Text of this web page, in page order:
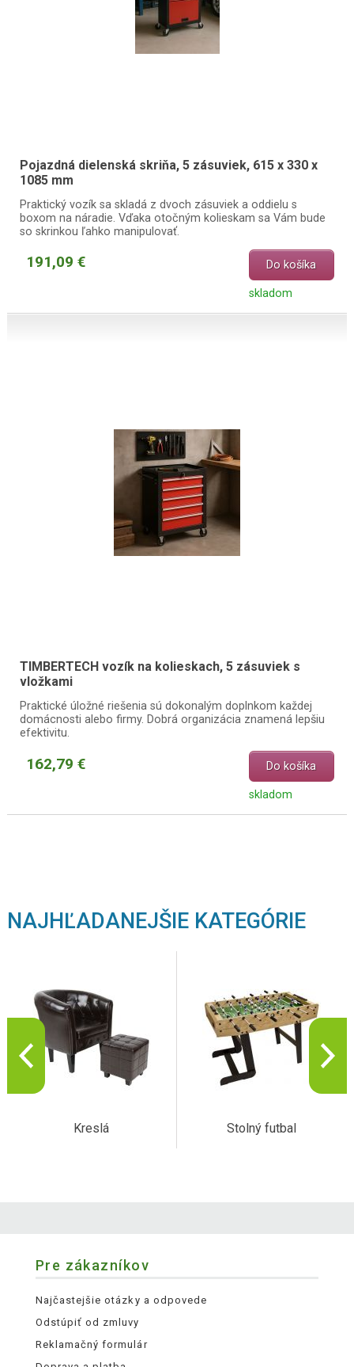
Pojazdná dielenská skriňa, 5 zásuviek, 615 x 330 x
1085 mm
Praktický vozík sa skladá z dvoch zásuviek a oddielu s
boxom na náradie. Vďaka otočným kolieskam sa Vám bude
so skrinkou ľahko manipulovať.
191,09 € Do košíka
skladom
TIMBERTECH vozík na kolieskach, 5 zásuviek s
vložkami
Praktické úložné riešenia sú dokonalým doplnkom každej
domácnosti alebo firmy. Dobrá organizácia znamená lepšiu
efektivitu.
162,79 € Do košíka
skladom
NAJHĽADANEJŠIE KATEGÓRIE
Kreslá Stolný futbal
Pre zákazníkov
Najčastejšie otázky a odpovede
Odstúpiť od zmluvy
Reklamačný formulár